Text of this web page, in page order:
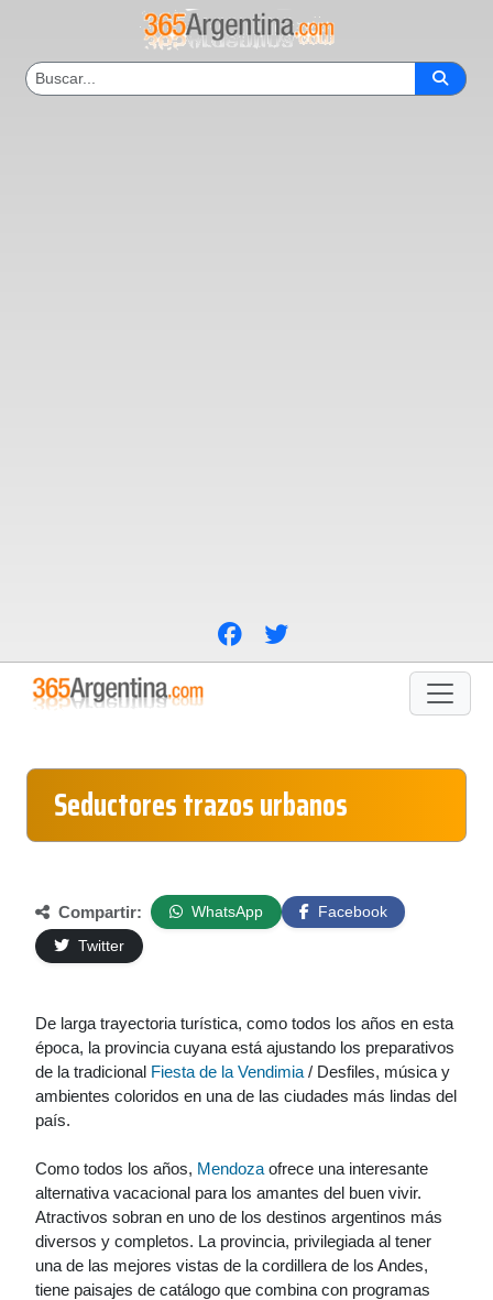
Seductores trazos urbanos
Compartir: WhatsApp
Facebook
Twitter
De larga trayectoria turística, como todos los años en esta
época, la provincia cuyana está ajustando los preparativos
de la tradicional Fiesta de la Vendimia / Desfiles, música y
ambientes coloridos en una de las ciudades más lindas del
país.
Como todos los años, Mendoza ofrece una interesante
alternativa vacacional para los amantes del buen vivir.
Atractivos sobran en uno de los destinos argentinos más
diversos y completos. La provincia, privilegiada al tener
una de las mejores vistas de la cordillera de los Andes,
tiene paisajes de catálogo que combina con programas